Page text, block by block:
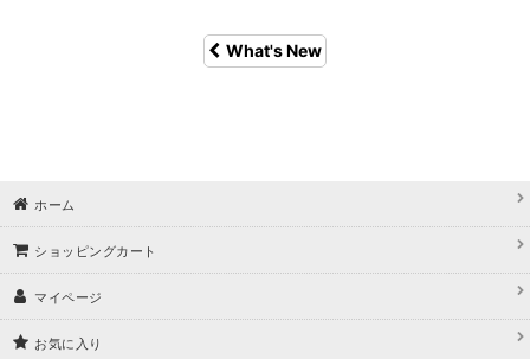
What's New
ホーム
ショッピングカート
マイページ
お気に入り